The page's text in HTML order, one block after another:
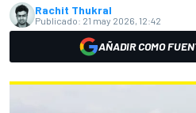
Rachit Thukral
Publicado: 21 may 2026, 12:42
AÑADIR COMO